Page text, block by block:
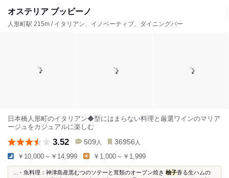
オステリア ブッビーノ
人形町駅 215m / イタリアン、イノベーティブ、ダイニングバー
日本橋人形町のイタリアン◆型にはまらない料理と厳選ワインのマリア
ージュをカジュアルに楽しむ
3.52 509 人 36956 人
￥10,000～￥14,999 ￥1,000～￥1,999
...・魚料理：神津島産黒むつのソテーと茸類のオーブン焼き 柚子香る生ハムの